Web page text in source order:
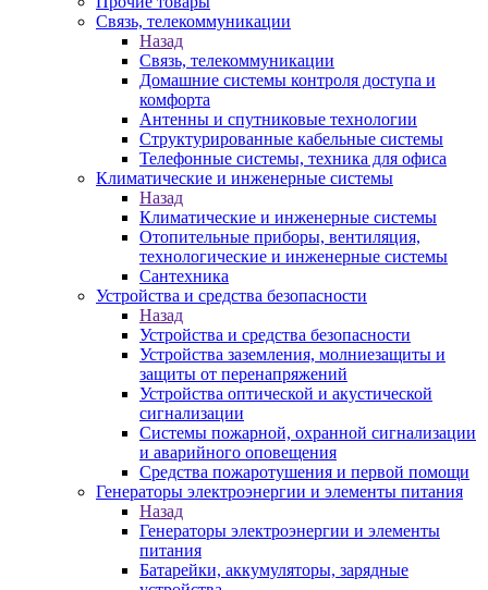
Связь, телекоммуникации
Назад
Связь, телекоммуникации
Домашние системы контроля доступа и
комфорта
Антенны и спутниковые технологии
Структурированные кабельные системы
Телефонные системы, техника для офиса
Климатические и инженерные системы
Назад
Климатические и инженерные системы
Отопительные приборы, вентиляция,
технологические и инженерные системы
Сантехника
Устройства и средства безопасности
Назад
Устройства и средства безопасности
Устройства заземления, молниезащиты и
защиты от перенапряжений
Устройства оптической и акустической
сигнализации
Системы пожарной, охранной сигнализации
и аварийного оповещения
Средства пожаротушения и первой помощи
Генераторы электроэнергии и элементы питания
Назад
Генераторы электроэнергии и элементы
питания
Батарейки, аккумуляторы, зарядные